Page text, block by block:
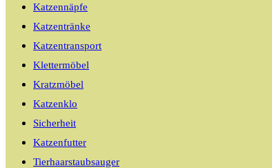
Katzennäpfe
Katzentränke
Katzentransport
Klettermöbel
Kratzmöbel
Katzenklo
Sicherheit
Katzenfutter
Tierhaarstaubsauger